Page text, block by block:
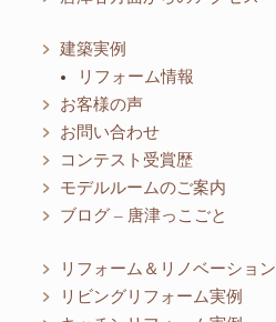
建築実例
リフォーム情報
お客様の声
お問い合わせ
コンテスト受賞歴
モデルルームのご案内
ブログ – 唐津っこごと
リフォーム＆リノベーション
リビングリフォーム実例